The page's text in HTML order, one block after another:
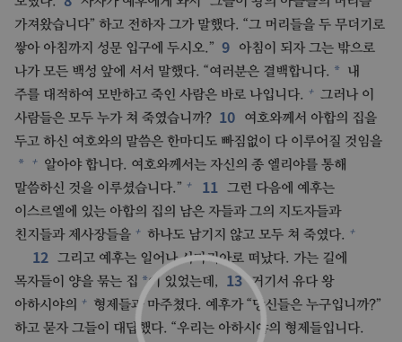
가져왔습니다” 하고 전하자 그가 말했다. “그 머리들을 두 무더기로
쌓아 아침까지 성문 입구에 두시오.” 9
아침이 되자 그는 밖으로
나가 모든 백성 앞에 서서 말했다. “여러분은 결백합니다. * 내
주를 대적하여 모반하고 죽인 사람은 바로 나입니다. + 그러나 이
사람들은 모두 누가 쳐 죽였습니까? 10
여호와께서 아합의 집을
두고 하신 여호와의 말씀은 한마디도 빠짐없이 다 이루어질 것임을
* + 알아야 합니다. 여호와께서는 자신의 종 엘리야를 통해
말씀하신 것을 이루셨습니다.” + 11 그런 다음에 예후는
이스르엘에 있는 아합의 집의 남은 자들과 그의 지도자들과
친지들과 제사장들을 + 하나도 남기지 않고 모두 쳐 죽였다. +
12 그리고 예후는 일어나 사마리아로 떠났다. 가는 길에
목자들이 양을 묶는 집 *이 있었는데, 13 거기서 유다 왕
아하시야의 + 형제들과 마주쳤다. 예후가 “당신들은 누구입니까?”
하고 묻자 그들이 대답했다. “우리는 아하시야의 형제들입니다.